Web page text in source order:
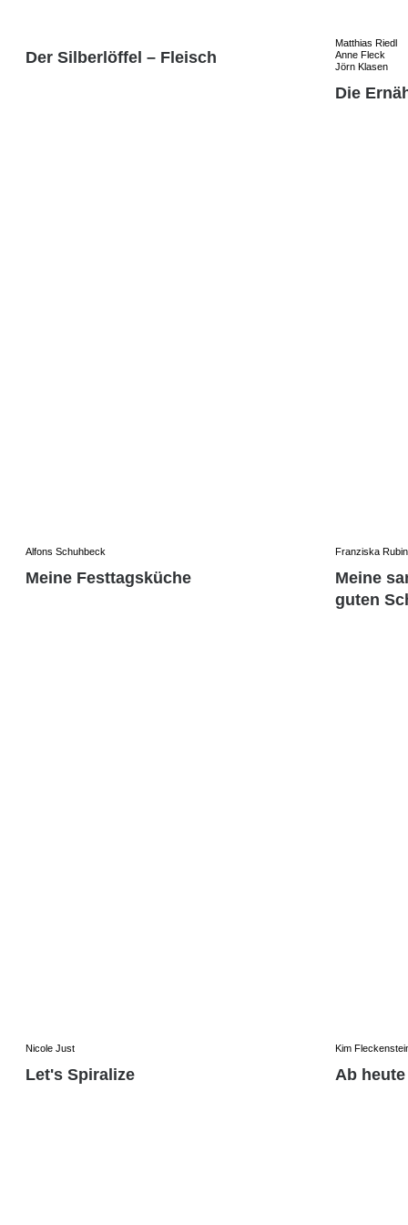
Der Silberlöffel – Fleisch
Matthias Riedl
Anne Fleck
Jörn Klasen
Die
Alfons Schuhbeck
Meine Festtagsküche
Franziska Rubin
Meine
guten
Nicole Just
Let's Spiralize
Kim
Ab